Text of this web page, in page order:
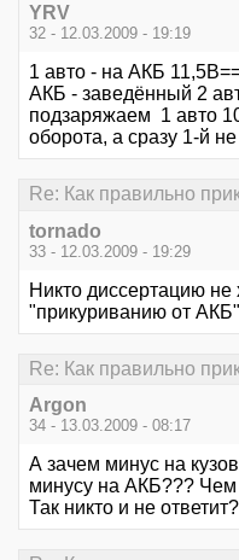
YRV
32 - 12.03.2009 - 19:19
1 авто - на АКБ
АКБ - заведённый 2
подзаряжаем 1 авто
оборота, а сразу 1-й не
Re: Как правильно
tornado
33 - 12.03.2009 - 19:29
Никто диссертацию не
"прикуриванию от
Re: Как правильно
Argon
34 - 13.03.2009 - 08:17
А зачем минус на
минусу на АКБ??? Чем
Так никто и не ответит?